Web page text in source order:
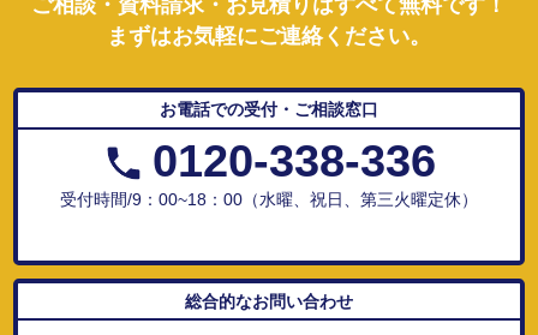
ご相談・資料請求・お見積りはすべて無料です！
まずはお気軽にご連絡ください。
お電話での受付・ご相談窓口
0120-338-336
受付時間/9：00~18：00（水曜、祝日、第三火曜定休）
総合的なお問い合わせ